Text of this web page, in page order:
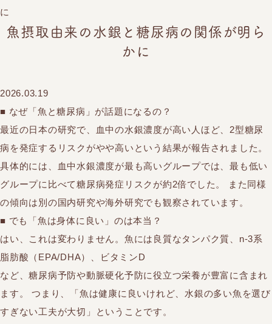
に
魚摂取由来の水銀と糖尿病の関係が明ら
かに
2026.03.19
■ なぜ「魚と糖尿病」が話題になるの？
最近の日本の研究で、血中の水銀濃度が高い人ほど、2型糖尿
病を発症するリスクがやや高いという結果が報告されました。
具体的には、血中水銀濃度が最も高いグループでは、最も低い
グループに比べて糖尿病発症リスクが約2倍でした。 また同様
の傾向は別の国内研究や海外研究でも観察されています。
■ でも「魚は身体に良い」のは本当？
はい、これは変わりません。魚には良質なタンパク質、n-3系
脂肪酸（EPA/DHA）、ビタミンD
など、糖尿病予防や動脈硬化予防に役立つ栄養が豊富に含まれ
ます。 つまり、「魚は健康に良いけれど、水銀の多い魚を選び
すぎない工夫が大切」ということです。